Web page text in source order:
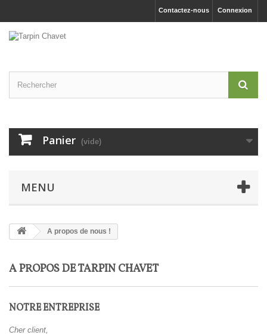
Connexion
Contactez-nous
Panier (vide)
MENU
A propos de nous !
A PROPOS DE TARPIN CHAVET
NOTRE ENTREPRISE
Cher client,